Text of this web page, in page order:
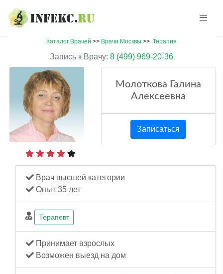
Каталог Врачей >> Врачи Москвы >> Терапия
Запись к Врачу: 8 (499) 969-20-36
Молоткова Галина
Алексеевна
Записаться
Врач высшей категории
Опыт 35 лет
Терапевт
Принимает взрослых
Возможен выезд на дом